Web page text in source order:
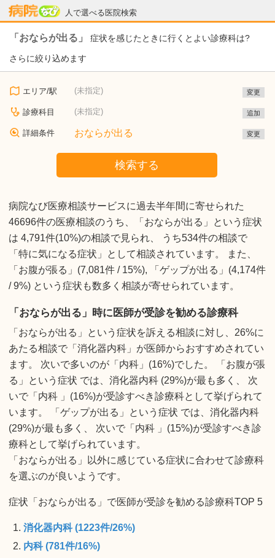
人で選べる医院検索
病院なび
「おならが出る」 症状を感じたときに行くとよい診療科は?
さらに絞り込めます
エリア/駅 (未指定) 変更
診療科目 (未指定) 追加
詳細条件 おならが出る 変更
検索する
病院なび医療相談サービスに過去半年間に寄せられた
46696件の医療相談のうち、「おならが出る」という症状
は 4,791件(10%)の相談で見られ、 うち534件の相談で
「特に気になる症状」として相談されています。 また、
「お腹が張る」(7,081件 / 15%), 「ゲップが出る」(4,174件
/ 9%) という症状も数多く相談が寄せられています。
「おならが出る」時に医師が受診を勧める診療科
「おならが出る」という症状を訴える相談に対し、26%に
あたる相談で「消化器内科」が医師からおすすめされてい
ます。 次いで多いのが「内科」(16%)でした。 「お腹が張
る」という症状 では、消化器内科 (29%)が最も多く、 次
いで「内科 」(16%)が受診すべき診療科として挙げられて
います。 「ゲップが出る」という症状 では、消化器内科
(29%)が最も多く、 次いで「内科 」(15%)が受診すべき診
療科として挙げられています。
「おならが出る」以外に感じている症状に合わせて診療科
を選ぶのが良いようです。
症状「おならが出る」で医師が受診を勧める診療科TOP 5
消化器内科 (1223件/26%)
内科 (781件/16%)